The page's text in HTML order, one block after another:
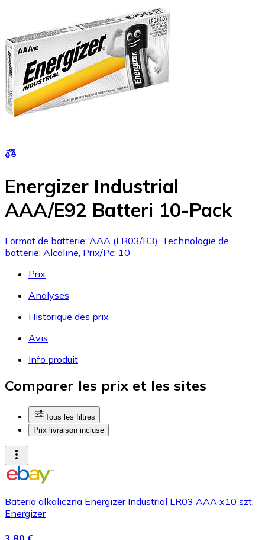
Energizer Industrial
AAA/E92 Batteri 10-Pack
Format de batterie: AAA (LR03/R3), Technologie de
batterie: Alcaline, Prix/Pc: 10
Prix
Analyses
Historique des prix
Avis
Info produit
Comparer les prix et les sites
Tous les filtres
Prix livraison incluse
Bateria alkaliczna Energizer Industrial LR03 AAA x10 szt.
Energizer